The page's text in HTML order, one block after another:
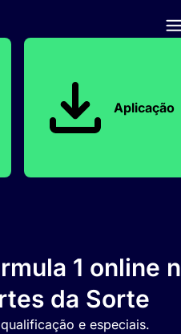
Aplicação
1 online
da Sorte
e especiais.